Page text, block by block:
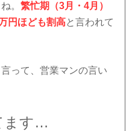
。繁忙期（3月・4月）
円ほども割高 と言われて
って、営業マンの言い
ます…